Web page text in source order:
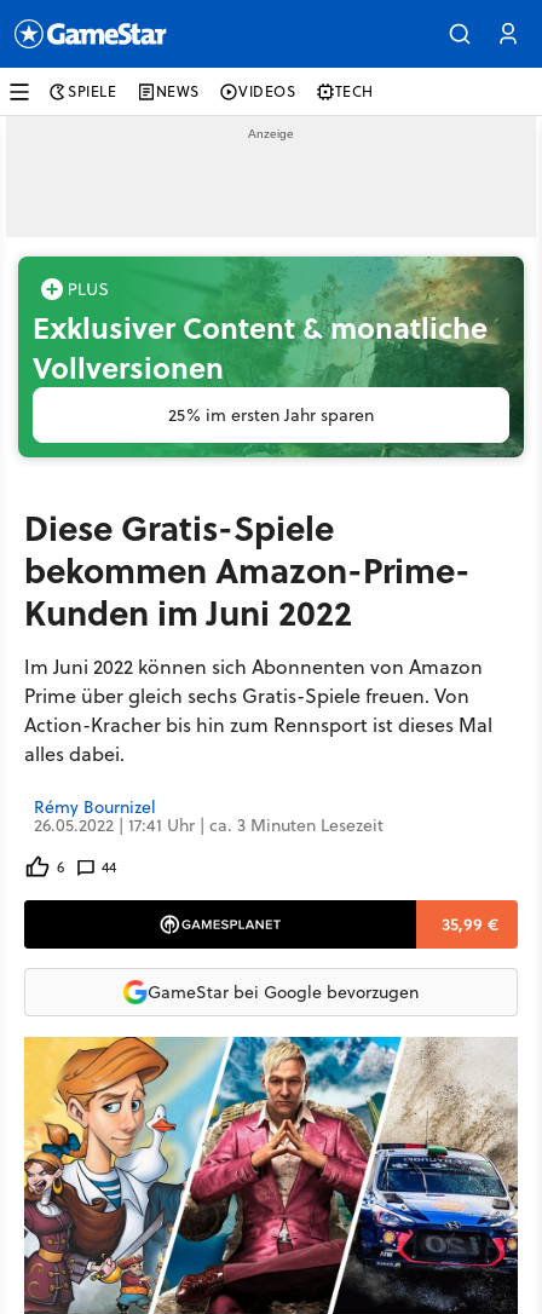
SPIELE NEWS VIDEOS TECH
Exklusiver Content & monatliche
Vollversionen
25% im ersten Jahr sparen
Diese Gratis-Spiele
bekommen Amazon-Prime-
Kunden im Juni 2022
Im Juni 2022 können sich Abonnenten von Amazon
Prime über gleich sechs Gratis-Spiele freuen. Von
Action-Kracher bis hin zum Rennsport ist dieses Mal
alles dabei.
Rémy Bournizel
26.05.2022 | 17:41 Uhr | ca. 3 Minuten Lesezeit
6 44
35,99 €
GameStar bei Google bevorzugen